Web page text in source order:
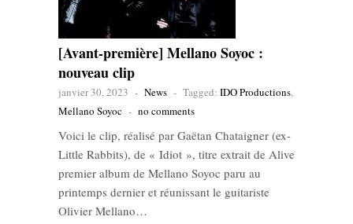
[Avant-première] Mellano Soyoc :
nouveau clip
janvier 30, 2023 - News - Tagged: IDO Productions,
Mellano Soyoc - no comments
Voici le clip, réalisé par Gaëtan Chataigner (ex-
Little Rabbits), de « Idiot », titre extrait de Alive
premier album de Mellano Soyoc paru au
printemps dernier et réunissant le guitariste
Olivier Mellano…